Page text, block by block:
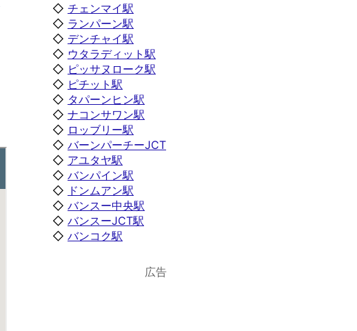
◇ チェンマイ駅
◇ ランパーン駅
◇ デンチャイ駅
◇ ウタラディット駅
◇ ピッサヌローク駅
◇ ピチット駅
◇ タパーンヒン駅
◇ ナコンサワン駅
◇ ロッブリー駅
◇ バーンパーチーJCT
◇ アユタヤ駅
◇ バンパイン駅
◇ ドンムアン駅
◇ バンスー中央駅
◇ バンスーJCT駅
◇ バンコク駅
広告